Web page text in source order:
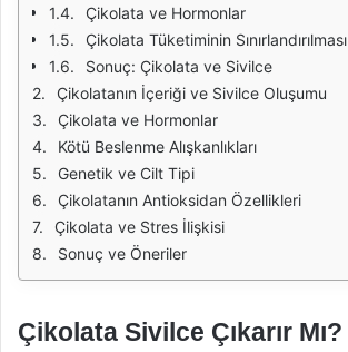
Çikolata ve Hormonlar
Çikolata Tüketiminin Sınırlandırılması
Sonuç: Çikolata ve Sivilce
Çikolatanın İçeriği ve Sivilce Oluşumu
Çikolata ve Hormonlar
Kötü Beslenme Alışkanlıkları
Genetik ve Cilt Tipi
Çikolatanın Antioksidan Özellikleri
Çikolata ve Stres İlişkisi
Sonuç ve Öneriler
Çikolata Sivilce Çıkarır